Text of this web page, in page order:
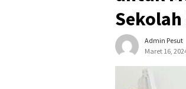
Admin Pesut
Maret 16,